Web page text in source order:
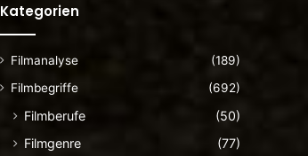
Kategorien
Filmanalyse
(189)
Filmbegriffe
(692)
Filmberufe
(50)
Filmgenre
(77)